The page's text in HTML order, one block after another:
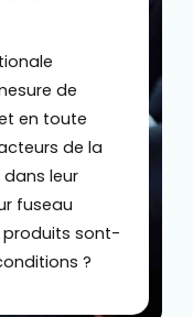
de
en toute
de la
leur
fuseau
produits sont-
?